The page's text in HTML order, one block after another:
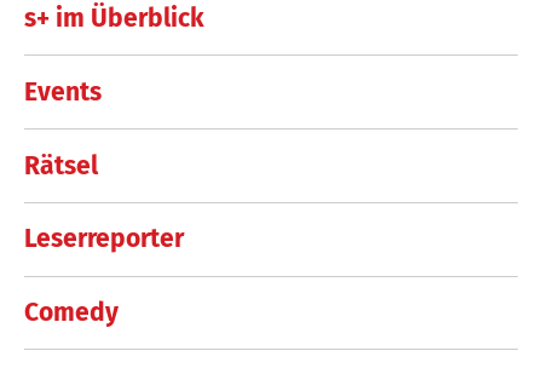
s+ im Überblick
Events
Rätsel
Leserreporter
Comedy